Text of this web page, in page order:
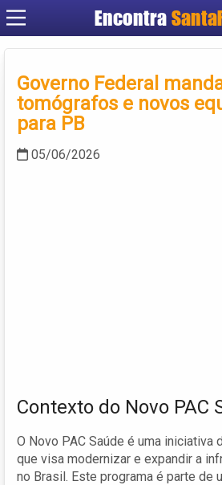
Encontra
Cadastrar
Criar
Governo Federal
tomógrafos e novos
para PB
05/06/2026
Contexto do Novo PAC
O Novo PAC Saúde é uma iniciativa
que visa modernizar e expandir a
no Brasil. Este programa é parte de